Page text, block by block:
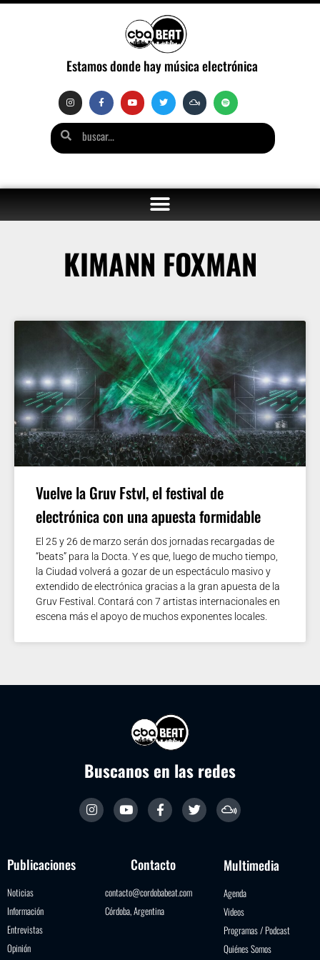
Estamos donde hay música electrónica
KIMANN FOXMAN
Vuelve la Gruv Fstvl, el festival de
electrónica con una apuesta formidable
El 25 y 26 de marzo serán dos jornadas recargadas de
“beats” para la Docta. Y es que, luego de mucho tiempo,
la Ciudad volverá a gozar de un espectáculo masivo y
extendido de electrónica gracias a la gran apuesta de la
Gruv Festival. Contará con 7 artistas internacionales en
escena más el apoyo de muchos exponentes locales.
Buscanos en las redes
Publicaciones
Noticias
Información
Entrevistas
Opinión
Contacto
contacto@cordobabeat.com
Córdoba, Argentina
Multimedia
Agenda
Videos
Programas / Podcast
Quiénes Somos